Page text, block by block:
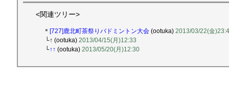
<関連ツリー>
＊ [727]鹿北町茶祭りバドミントン大会 (ootuka) 2013/03/22(金
└↑ (ootuka) 2013/04/15(月)12:33
└↑↑ (ootuka) 2013/05/20(月)12:30